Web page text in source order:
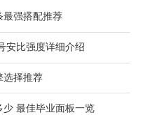
最强搭配推荐
安比强度详细介绍
选择推荐
最佳毕业面板一览